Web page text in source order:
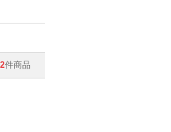
2件商品